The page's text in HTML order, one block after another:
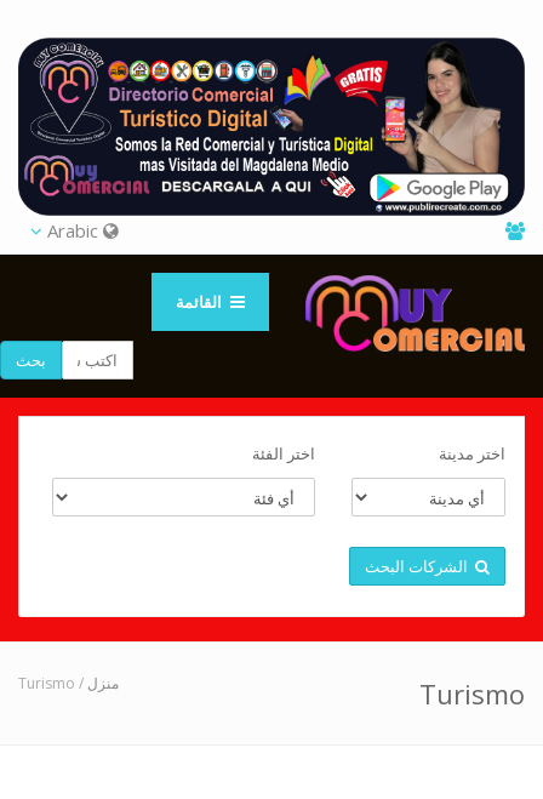
القائمة
بحث
اختر مدينة اختر الفئة
الشركات البحث
Turismo منزل / Turismo